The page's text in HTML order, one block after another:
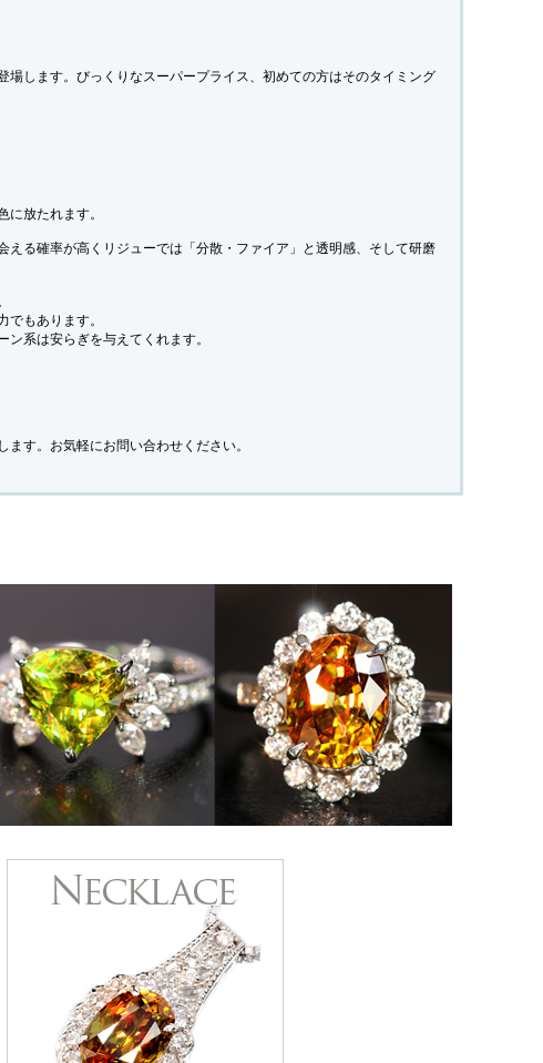
します。びっくりなスーパープライス、初めての方はそのタイミング
放たれます。
る確率が高くリジューでは「分散・ファイア」と透明感、そして研磨
もあります。
系は安らぎを与えてくれます。
す。お気軽にお問い合わせください。